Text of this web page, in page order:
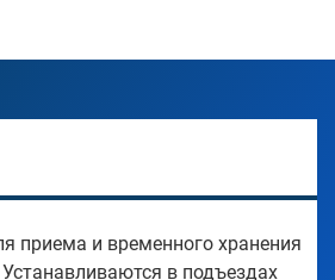
приема и временного хранения
в подъездах